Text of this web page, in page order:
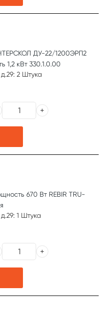
ДУ-22/1200ЭРП2
1,2 кВт 330.1.0.00
2 Штука
670 Вт REBIR TRU-
1 Штука